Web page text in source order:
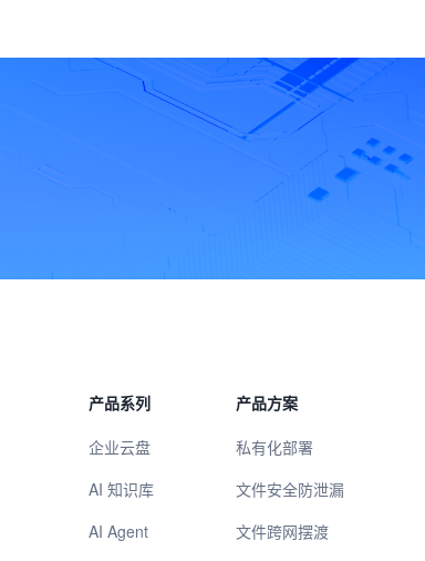
产品系列
企业云盘
AI 知识库
AI Agent
产品方案
私有化部署
文件安全防泄漏
文件跨网摆渡